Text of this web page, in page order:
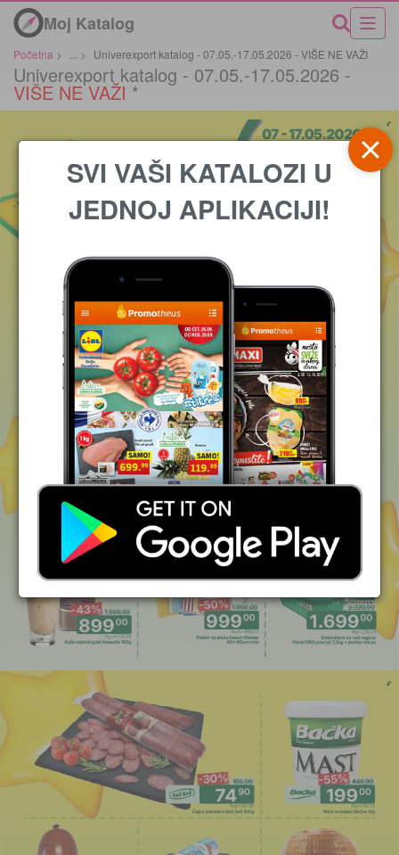
Moj Katalog
Početna > > Univerexport katalog - 07.05.-17.05.2026 - VIŠE NE VAŽI
Univerexport katalog - 07.05.-17.05.2026 -
VIŠE NE VAŽI *
SVI VAŠI KATALOZI U
JEDNOJ APLIKACIJI!